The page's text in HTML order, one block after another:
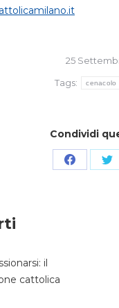
25
Tags:
cenacolo
Condividi
Condividi
il
cattolica